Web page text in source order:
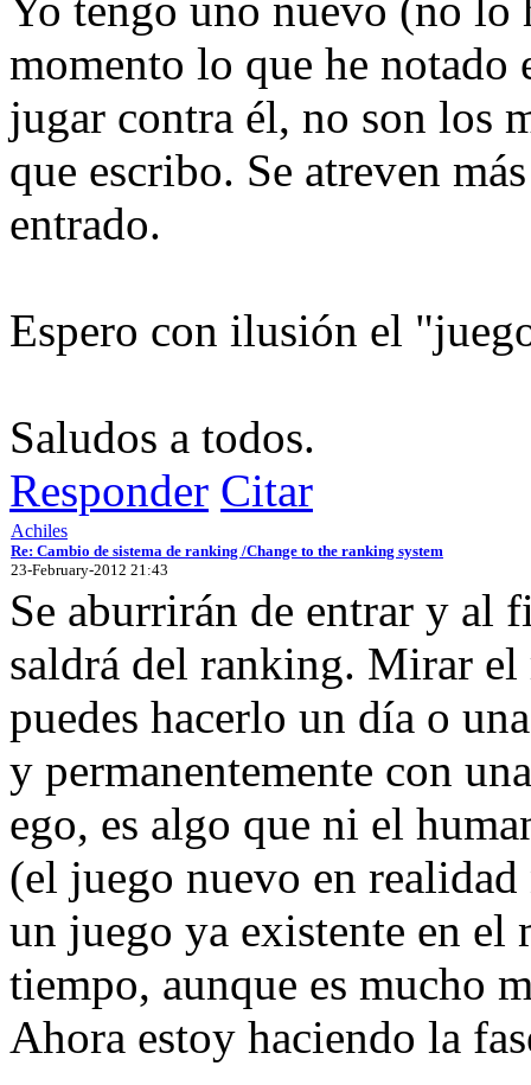
momento lo que he notado
jugar contra él, no son los
que escribo. Se atreven
entrado.
Espero con ilusión el
Saludos a todos.
Responder Citar
Achiles
Re: Cambio de sistema de ranking /Change to the ranking system
23-February-2012 21:43
Se aburrirán de entrar y al
saldrá del ranking. Mirar el
puedes hacerlo un día o
y permanentemente con
ego, es algo que ni el
(el juego nuevo en
un juego ya existente en el
tiempo, aunque es mucho
Ahora estoy haciendo la